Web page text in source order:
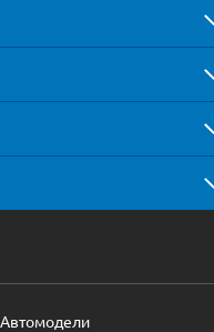
Автомодели